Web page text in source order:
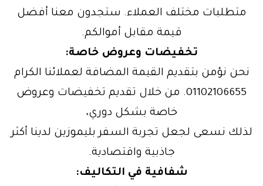
متطلبات مختلف العملاء. ستجدون معنا أفضل
قيمة مقابل أموالكم.
تخفيضات وعروض خاصة:
نحن نؤمن بتقديم القيمة المضافة لعملائنا الكرام
01102106655. من خلال تقديم تخفيضات وعروض
خاصة بشكل دوري،
لذلك نسعى لجعل تجربة السفر بليموزين لدينا أكثر
جاذبية واقتصادية.
شفافية في التكاليف: